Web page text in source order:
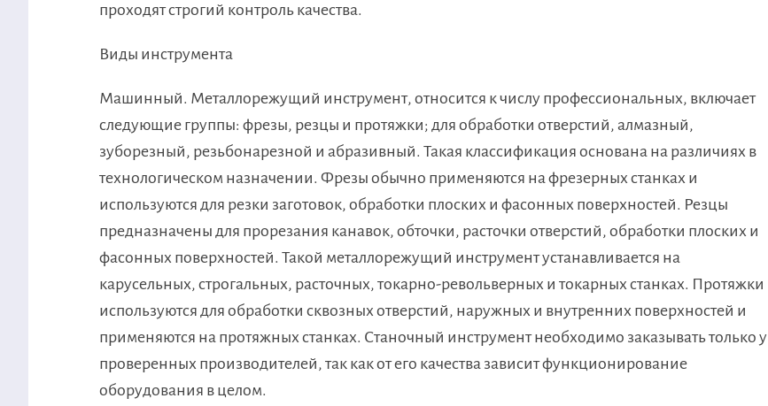
проходят строгий контроль качества.
Виды инструмента
Машинный. Металлорежущий инструмент, относится к числу профессиональных, включает
следующие группы: фрезы, резцы и протяжки; для обработки отверстий, алмазный,
зуборезный, резьбонарезной и абразивный. Такая классификация основана на различиях в
технологическом назначении. Фрезы обычно применяются на фрезерных станках и
используются для резки заготовок, обработки плоских и фасонных поверхностей. Резцы
предназначены для прорезания канавок, обточки, расточки отверстий, обработки плоских и
фасонных поверхностей. Такой металлорежущий инструмент устанавливается на
карусельных, строгальных, расточных, токарно-револьверных и токарных станках. Протяжки
используются для обработки сквозных отверстий, наружных и внутренних поверхностей и
применяются на протяжных станках. Станочный инструмент необходимо заказывать только у
проверенных производителей, так как от его качества зависит функционирование
оборудования в целом.